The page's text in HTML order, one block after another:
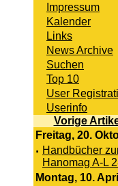
Impressum
Kalender
Links
News Archive
Suchen
Top 10
User
Userinfo
Vorige
Freitag, 20.
· Handbücher
Hanomag A-L
Montag, 10. April